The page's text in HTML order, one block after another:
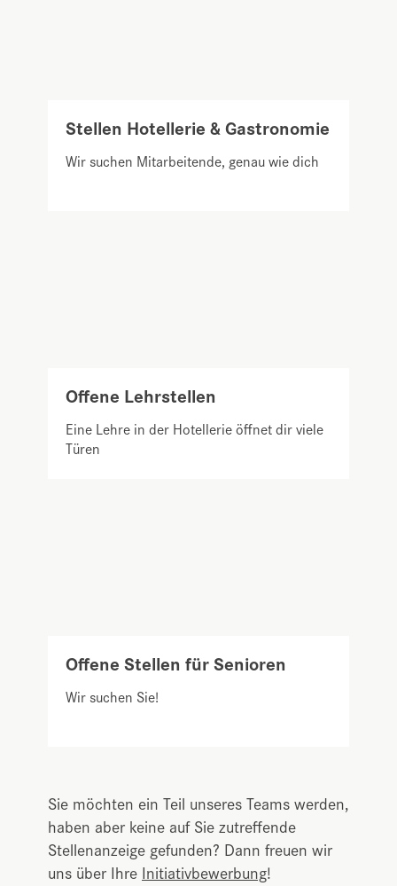
Stellen Hotellerie & Gastronomie
Wir suchen Mitarbeitende, genau wie dich
Offene Lehrstellen
Eine Lehre in der Hotellerie öffnet dir viele
Türen
Offene Stellen für Senioren
Wir suchen Sie!
Sie möchten ein Teil unseres Teams werden,
haben aber keine auf Sie zutreffende
Stellenanzeige gefunden? Dann freuen wir
uns über Ihre Initiativbewerbung!